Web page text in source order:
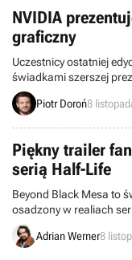
NVIDIA
graficzny
Uczestnicy ostatniej
świadkami szerszej
graficznego NVIDIA,
grafiki działającą na
zgromadzeni to
Piotr Doroń8
Piękny trailer
serią Half-Life
Beyond Black Mesa to
osadzony w realiach
pisaliśmy w lipcu tego
imponujący zwiastun
Adrian Werner8